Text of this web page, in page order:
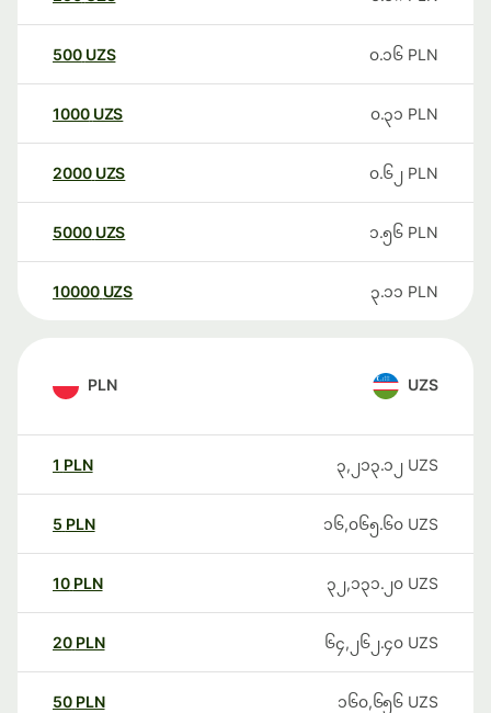
500 UZS ၀.၁၆ PLN
1000 UZS ၀.၃၁ PLN
2000 UZS ၀.၆၂ PLN
5000 UZS ၁.၅၆ PLN
10000 UZS ၃.၁၁ PLN
PLN UZS
1 PLN ၃,၂၁၃.၁၂ UZS
5 PLN ၁၆,၀၆၅.၆၀ UZS
10 PLN ၃၂,၁၃၁.၂၀ UZS
20 PLN ၆၄,၂၆၂.၄၀ UZS
50 PLN ၁၆၀,၆၅၆ UZS